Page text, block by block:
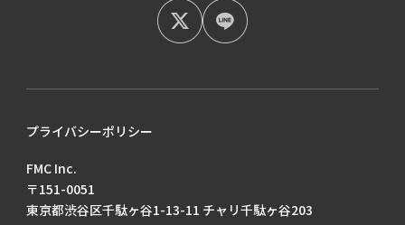
プライバシーポリシー
FMC Inc.
〒151-0051
東京都渋谷区千駄ヶ谷1-13-11 チャリ千駄ヶ谷203